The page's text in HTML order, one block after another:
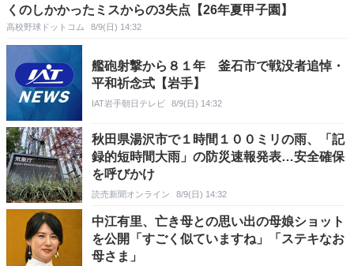
くのしかかったミスからの3失点【26年夏甲子園】
高校野球ドットコム 8/9(日) 14:32
艦砲射撃から８１年 釜石市で戦没者追悼・
平和祈念式【岩手】
IAT岩手朝日テレビ 8/9(日) 14:32
秋田県湯沢市で１時間１００ミリの雨、「記
録的短時間大雨」の防災速報発表…安全確保
を呼びかけ
読売新聞オンライン 8/9(日) 14:32
中江有里、亡き母との思い出の母娘ショット
を公開「すごく似ていますね」「ステキなお
母さま」